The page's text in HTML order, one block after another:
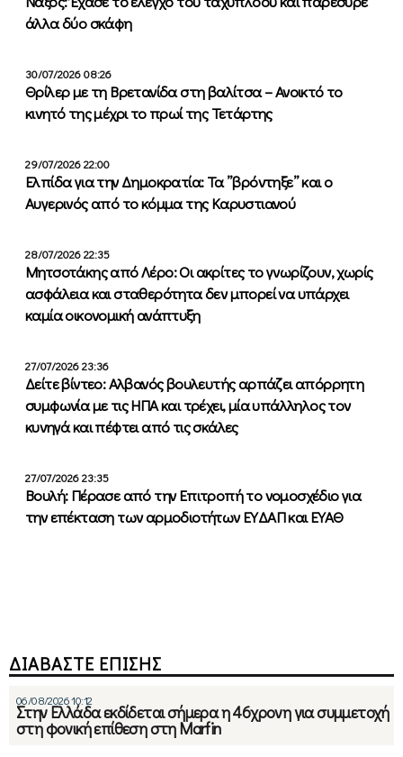
άλλα δύο σκάφη
30/07/2026 08:26
Θρίλερ με τη Βρετανίδα στη βαλίτσα – Ανοικτό το
κινητό της μέχρι το πρωί της Τετάρτης
29/07/2026 22:00
Ελπίδα για την Δημοκρατία: Τα ”βρόντηξε” και ο
Αυγερινός από το κόμμα της Καρυστιανού
28/07/2026 22:35
Μητσοτάκης από Λέρο: Οι ακρίτες το γνωρίζουν, χωρίς
ασφάλεια και σταθερότητα δεν μπορεί να υπάρχει
καμία οικονομική ανάπτυξη
27/07/2026 23:36
Δείτε βίντεο: Αλβανός βουλευτής αρπάζει απόρρητη
συμφωνία με τις ΗΠΑ και τρέχει, μία υπάλληλος τον
κυνηγά και πέφτει από τις σκάλες
27/07/2026 23:35
Βουλή: Πέρασε από την Επιτροπή το νομοσχέδιο για
την επέκταση των αρμοδιοτήτων ΕΥΔΑΠ και ΕΥΑΘ
ΔΙΑΒΑΣΤΕ ΕΠΙΣΗΣ
06/08/2026 10:12
Στην Ελλάδα εκδίδεται σήμερα η 46χρονη για συμμετοχή
στη φονική επίθεση στη Marfin